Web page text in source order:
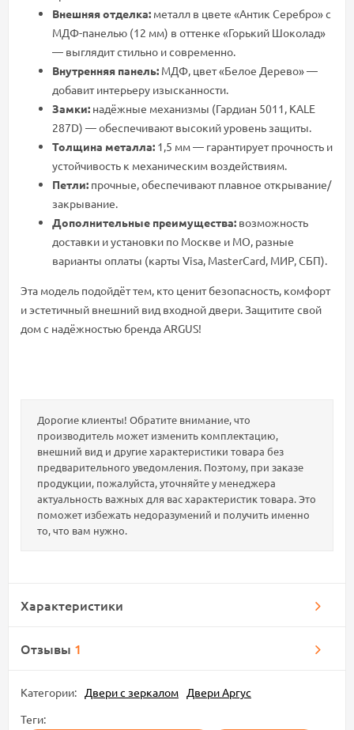
Внешняя отделка: металл в цвете «Антик Серебро» с
МДФ-панелью (12 мм) в оттенке «Горький Шоколад»
— выглядит стильно и современно.
Внутренняя панель: МДФ, цвет «Белое Дерево» —
добавит интерьеру изысканности.
Замки: надёжные механизмы (Гардиан 5011, KALE
287D) — обеспечивают высокий уровень защиты.
Толщина металла: 1,5 мм — гарантирует прочность и
устойчивость к механическим воздействиям.
Петли: прочные, обеспечивают плавное открывание/
закрывание.
Дополнительные преимущества: возможность
доставки и установки по Москве и МО, разные
варианты оплаты (карты Visa, MasterCard, МИР, СБП).
Эта модель подойдёт тем, кто ценит безопасность, комфорт
и эстетичный внешний вид входной двери. Защитите свой
дом с надёжностью бренда ARGUS!
Дорогие клиенты! Обратите внимание, что
производитель может изменить комплектацию,
внешний вид и другие характеристики товара без
предварительного уведомления. Поэтому, при заказе
продукции, пожалуйста, уточняйте у менеджера
актуальность важных для вас характеристик товара. Это
поможет избежать недоразумений и получить именно
то, что вам нужно.
Характеристики
Отзывы 1
Категории: Двери с зеркалом
Двери Аргус
Теги: